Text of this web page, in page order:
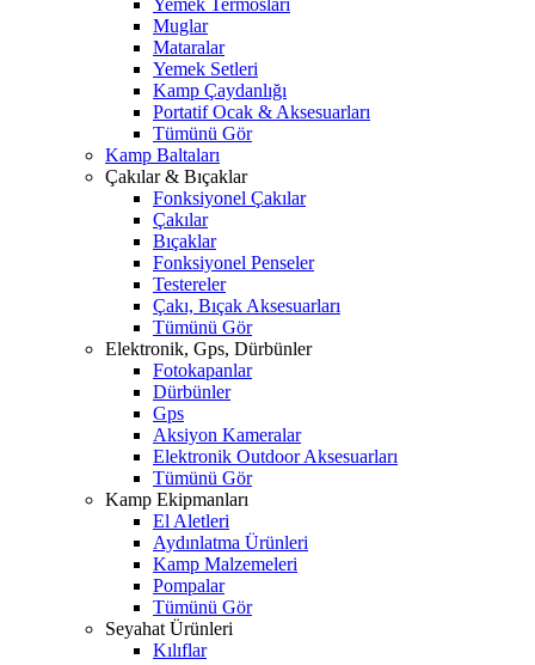
Yemek Termosları
Muglar
Mataralar
Yemek Setleri
Kamp Çaydanlığı
Portatif Ocak & Aksesuarları
Tümünü Gör
Kamp Baltaları
Çakılar & Bıçaklar
Fonksiyonel Çakılar
Çakılar
Bıçaklar
Fonksiyonel Penseler
Testereler
Çakı, Bıçak Aksesuarları
Tümünü Gör
Elektronik, Gps, Dürbünler
Fotokapanlar
Dürbünler
Gps
Aksiyon Kameralar
Elektronik Outdoor Aksesuarları
Tümünü Gör
Kamp Ekipmanları
El Aletleri
Aydınlatma Ürünleri
Kamp Malzemeleri
Pompalar
Tümünü Gör
Seyahat Ürünleri
Kılıflar